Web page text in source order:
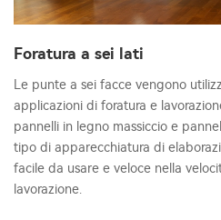
Foratura a sei lati
Le punte a sei facce vengono
applicazioni di foratura e
pannelli in legno massiccio e
tipo di apparecchiatura di
facile da usare e veloce nella
lavorazione.